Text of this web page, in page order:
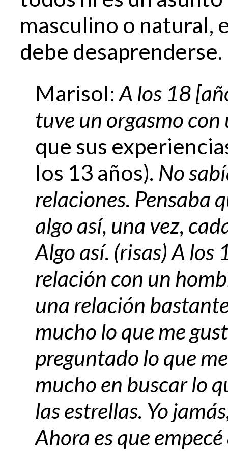
masculino o natural,
debe desaprenderse.
Marisol:A los 18
tuve un orgasmo
que sus
los 13 años). No
relaciones. Pensaba
algo así, una vez,
Algo así. (risas) A los
relación con un
una relación
mucho lo que me
preguntado lo que
mucho en buscar lo
las estrellas. Yo
Ahora es que